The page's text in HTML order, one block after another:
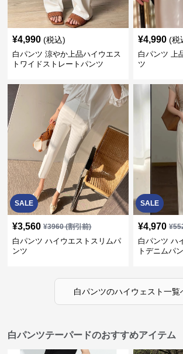
¥4,990 (税込)
白パンツ 涼やか上品ハイウエス
トワイドストレートパンツ
¥4,990 (税
白パンツ 上
ツ
SALE
¥3,560 ¥3960(割引前)
白パンツ ハイウエストスリムパ
ンツ
SALE
¥4,970 ¥
白パンツ ハ
トデニムパ
白パンツのハイウェスト一覧
白パンツテーパードのおすすめアイテム